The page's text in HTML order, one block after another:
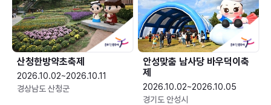
산청한방약초축제
2026.10.02~2026.10.11
경상남도 산청군
안성맞춤 남사당 바우덕이축
제
2026.10.02~2026.10.05
경기도 안성시